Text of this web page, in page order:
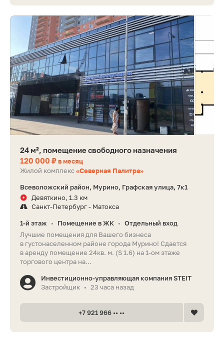
24 м², помещение свободного назначения
120 000 ₽в месяц
Жилой комплекс«Северная Палитра»
Всеволожский район, Мурино, Графская улица, 7к1
Девяткино, 1.3 км
Санкт-Петербург - Матокса
1-й этаж • Помещение в ЖК • Отдельный вход
Лучшие помещения для Вашего бизнеса
в густонаселенном районе города Мурино! Сдается
в аренду помещение 24кв. м. (S 1.6) на 1-ом этаже
торгового центра на...
Инвестиционно-управляющая компания STEIT
Застройщик • 23 часа назад
+7 921 966 •• ••